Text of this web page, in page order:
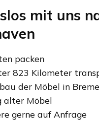
mit uns
packen
823 Kilometer
der Möbel in
alter Möbel
gerne auf Anfrage